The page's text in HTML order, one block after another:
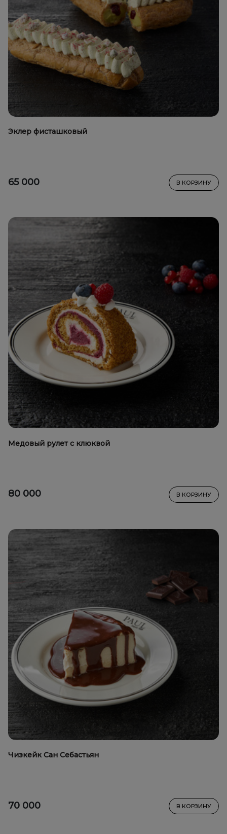
Эклер фисташковый
65 000 В КОРЗИНУ
Медовый рулет с клюквой
80 000 В КОРЗИНУ
Чизкейк Сан Себастьян
70 000 В КОРЗИНУ